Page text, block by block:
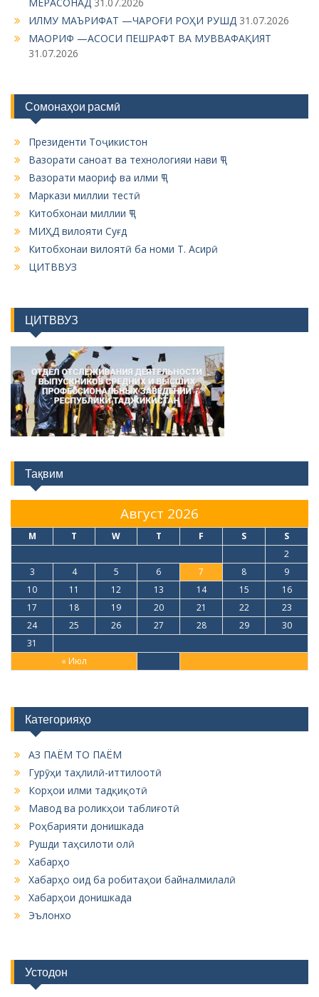
t
n
ИЛМУ МАЪРИФАТ —ЧАРОҒИ РОҲИ РУШД 31.07.2026
МАОРИФ —АСОСИ ПЕШРАФТ ВА МУВВАФАҚИЯТ
31.07.2026
Сомонаҳои расмӣ
Президенти Тоҷикистон
Вазорати саноат ва технологияи нави ҶТ
Вазорати маориф ва илми ҶТ
Маркази миллии тестӣ
Китобхонаи миллии ҶТ
МИҲД вилояти Суғд
Китобхонаи вилоятӣ ба номи Т. Асирӣ
ЦИТВВУЗ
ЦИТВВУЗ
Тақвим
Август 2026
M T W T F S S
« Июл
2
3
4 5 6 7 8
9
10
11 12 13 14 15
16
17
18 19 20 21 22
23
24
25 26 27 28 29
30
31
Категорияҳо
АЗ ПАЁМ ТО ПАЁМ
Гурӯҳи таҳлилӣ-иттилоотӣ
Корҳои илми тадқиқотӣ
Мавод ва роликҳои таблиғотӣ
Роҳбарияти донишкада
Рушди таҳсилоти олӣ
Хабарҳо
Хабарҳо оид ба робитаҳои байналмилалӣ
Хабарҳои донишкада
Эълонхо
Устодон